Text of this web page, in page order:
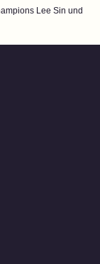
Lee Sin und